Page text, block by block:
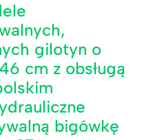
gilotyn o
cm z obsługą
bigówkę